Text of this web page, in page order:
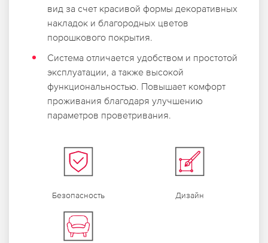
вид за счет красивой формы декоративных
накладок и благородных цветов
порошкового покрытия.
Система отличается удобством и простотой
эксплуатации, а также высокой
функциональностью. Повышает комфорт
проживания благодаря улучшению
параметров проветривания.
Безопасность Дизайн